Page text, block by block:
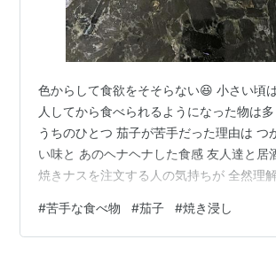
色からして食欲をそそらない😆 小さい頃
人してから食べられるようになった物は
うちのひとつ 茄子が苦手だった理由は つ
い味と あのヘナヘナした食感 友人達と居
焼きナスを注文する人の気持ちが 全然理
なかった日本食レストランで 天ぷらセッ
紛れ込んでいた茄子の天ぷら 次はいつ食
#苦手な食べ物 #茄子 #焼き浸し